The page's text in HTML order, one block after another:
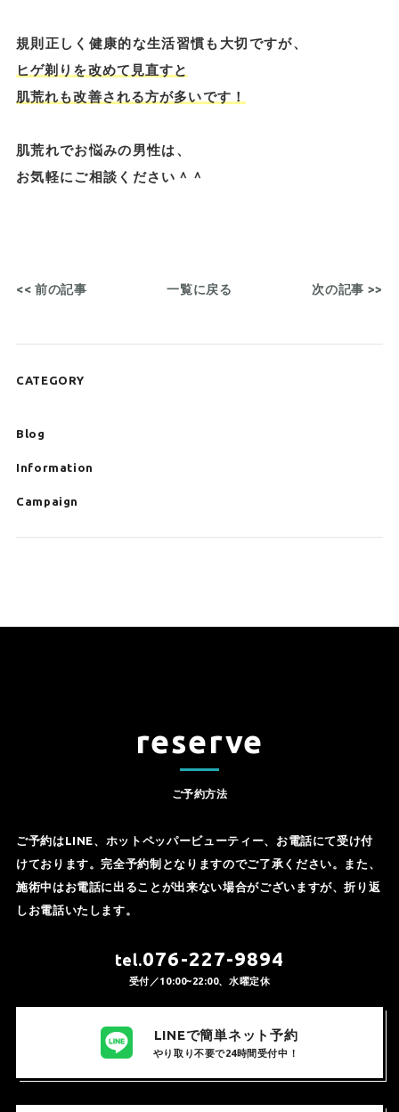
規則正しく健康的な生活習慣も大切ですが、
ヒゲ剃りを改めて見直すと
肌荒れも改善される方が多いです！
肌荒れでお悩みの男性は、
お気軽にご相談ください＾＾
<< 前の記事 一覧に戻る 次の記事 >>
CATEGORY
Blog
Information
Campaign
reserve
ご予約方法
ご予約はLINE、ホットペッパービューティー、お電話にて受け付
けております。完全予約制となりますのでご了承ください。また、
施術中はお電話に出ることが出来ない場合がございますが、折り返
しお電話いたします。
tel.076-227-9894
受付／10:00~22:00、水曜定休
LINEで簡単ネット予約
やり取り不要で24時間受付中！